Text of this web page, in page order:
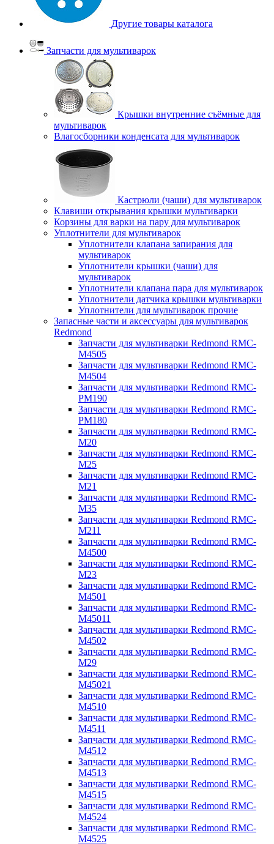
Другие товары каталога
Запчасти для мультиварок
Крышки внутренние съёмные для
мультиварок
Влагосборники конденсата для мультиварок
Кастрюли (чаши) для мультиварок
Клавиши открывания крышки мультиварки
Корзины для варки на пару для мультиварок
Уплотнители для мультиварок
Уплотнители клапана запирания для
мультиварок
Уплотнители крышки (чаши) для
мультиварок
Уплотнители клапана пара для мультиварок
Уплотнители датчика крышки мультиварки
Уплотнители для мультиварок прочие
Запасные части и аксессуары для мультиварок
Redmond
Запчасти для мультиварки Redmond RMC-
M4505
Запчасти для мультиварки Redmond RMC-
M4504
Запчасти для мультиварки Redmond RMC-
PM190
Запчасти для мультиварки Redmond RMC-
PM180
Запчасти для мультиварки Redmond RMC-
M20
Запчасти для мультиварки Redmond RMC-
M25
Запчасти для мультиварки Redmond RMC-
M21
Запчасти для мультиварки Redmond RMC-
M35
Запчасти для мультиварки Redmond RMC-
M211
Запчасти для мультиварки Redmond RMC-
M4500
Запчасти для мультиварки Redmond RMC-
M23
Запчасти для мультиварки Redmond RMC-
M4501
Запчасти для мультиварки Redmond RMC-
M45011
Запчасти для мультиварки Redmond RMC-
M4502
Запчасти для мультиварки Redmond RMC-
M29
Запчасти для мультиварки Redmond RMC-
M45021
Запчасти для мультиварки Redmond RMC-
M4510
Запчасти для мультиварки Redmond RMC-
M4511
Запчасти для мультиварки Redmond RMC-
M4512
Запчасти для мультиварки Redmond RMC-
M4513
Запчасти для мультиварки Redmond RMC-
M4515
Запчасти для мультиварки Redmond RMC-
M4524
Запчасти для мультиварки Redmond RMC-
M4525